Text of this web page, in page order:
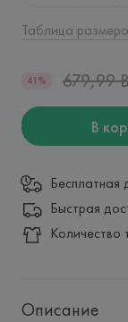
Таблица
41% 679,99
В
Бесплатная
Быстрая
Количество
Описание